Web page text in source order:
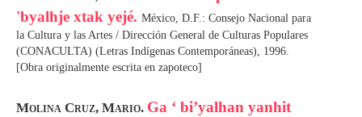
'byalhje xtak yejé. México, D.F.: Consejo Nacional para
la Cultura y las Artes / Dirección General de Culturas Populares
(CONACULTA) (Letras Indígenas Contemporáneas), 1996.
[Obra originalmente escrita en zapoteco]
Molina Cruz, Mario. Ga ‘ bi’yalhan yanhit